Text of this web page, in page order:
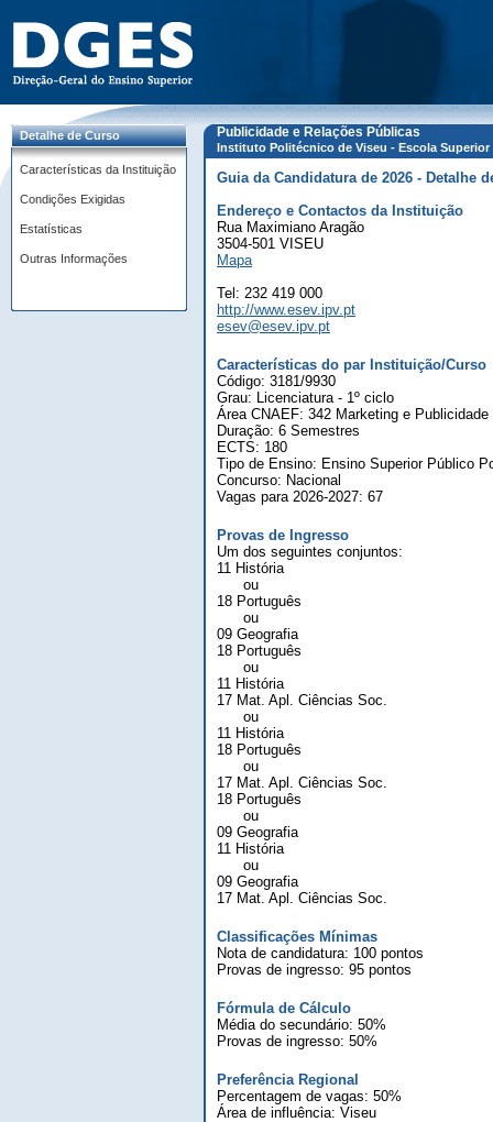
Detalhe de Curso
Características da Instituição
Condições Exigidas
Estatísticas
Outras Informações
Publicidade e Relações Públicas
Instituto Politécnico de Viseu - Escola Superior
Guia da Candidatura de 2026 - Detalhe
Endereço e Contactos da Instituição
Rua Maximiano Aragão
3504-501 VISEU
Mapa
Tel: 232 419 000
http://www.esev.ipv.pt
esev@esev.ipv.pt
Características do par Instituição/Curso
Código: 3181/9930
Grau: Licenciatura - 1º ciclo
Área CNAEF: 342 Marketing e Publicidade
Duração: 6 Semestres
ECTS: 180
Tipo de Ensino: Ensino Superior Público
Concurso: Nacional
Vagas para 2026-2027: 67
Provas de Ingresso
Um dos seguintes conjuntos:
11 História
ou
18 Português
ou
09 Geografia
18 Português
ou
11 História
17 Mat. Apl. Ciências Soc.
ou
11 História
18 Português
ou
17 Mat. Apl. Ciências Soc.
18 Português
ou
09 Geografia
11 História
ou
09 Geografia
17 Mat. Apl. Ciências Soc.
Classificações Mínimas
Nota de candidatura: 100 pontos
Provas de ingresso: 95 pontos
Fórmula de Cálculo
Média do secundário: 50%
Provas de ingresso: 50%
Preferência Regional
Percentagem de vagas: 50%
Área de influência: Viseu